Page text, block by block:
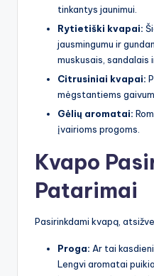
tinkantys jaunimui.
Rytietiški kvapai:
jausmingumu ir
muskusais, sandalais
Citrusiniai kvapai:
mėgstantiems
Gėlių aromatai:
įvairioms progoms.
Kvapo
Patarimai
Pasirinkdami kvapą,
Proga: Ar tai
Lengvi aromatai